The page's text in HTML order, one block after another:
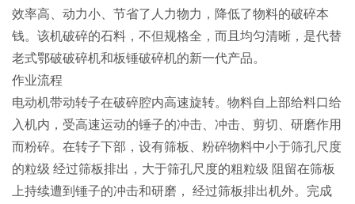
效率高、动力小、节省了人力物力，降低了物料的破碎本
钱。该机破碎的石料，不但规格全，而且均匀清晰，是代替
老式鄂破破碎机和板锤破碎机的新一代产品。
作业流程
电动机带动转子在破碎腔内高速旋转。物料自上部给料口给
入机内，受高速运动的锤子的冲击、冲击、剪切、研磨作用
而粉碎。在转子下部，设有筛板、粉碎物料中小于筛孔尺度
的粒级 经过筛板排出，大于筛孔尺度的粗粒级 阻留在筛板
上持续遭到锤子的冲击和研磨， 经过筛板排出机外。完成